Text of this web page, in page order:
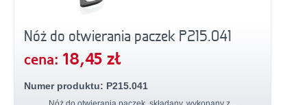
Nóż do otwierania paczek P215.041
cena: 18,45 zł
Numer produktu: P215.041